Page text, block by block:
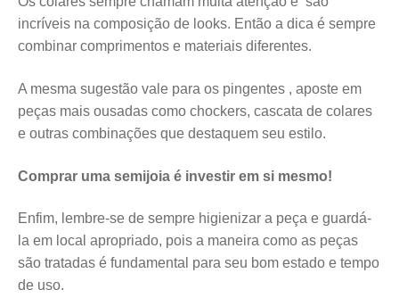
incríveis na composição de looks. Então a dica é sempre
combinar comprimentos e materiais diferentes.
A mesma sugestão vale para os pingentes , aposte em
peças mais ousadas como chockers, cascata de colares
e outras combinações que destaquem seu estilo.
Comprar uma semijoia é investir em si mesmo!
Enfim, lembre-se de sempre higienizar a peça e guardá-
la em local apropriado, pois a maneira como as peças
são tratadas é fundamental para seu bom estado e tempo
de uso.